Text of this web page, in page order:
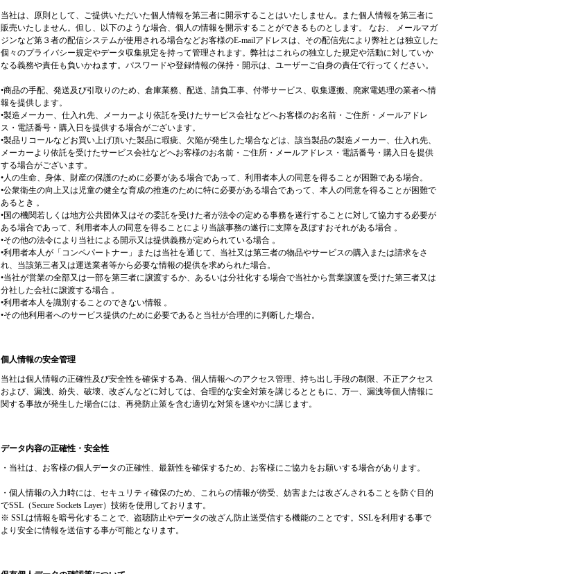
当社は、原則として、ご提供いただいた個人情報を第三者に開示することはいたしません。また個人情報を第三者に
販売いたしません。但し、以下のような場合、個人の情報を開示することができるものとします。 なお、 メールマガ
ジンなど第３者の配信システムが使用される場合などお客様のE-mailアドレスは、その配信先により弊社とは独立した
個々のプライバシー規定やデータ収集規定を持って管理されます。弊社はこれらの独立した規定や活動に対していか
なる義務や責任も負いかねます。パスワードや登録情報の保持・開示は、ユーザーご自身の責任で行ってください。
•商品の手配、発送及び引取りのため、倉庫業務、配送、請負工事、付帯サービス、収集運搬、廃家電処理の業者へ情
報を提供します。
•製造メーカー、仕入れ先、メーカーより依託を受けたサービス会社などへお客様のお名前・ご住所・メールアドレ
ス・電話番号・購入日を提供する場合がございます。
•製品リコールなどお買い上げ頂いた製品に瑕疵、欠陥が発生した場合などは、該当製品の製造メーカー、仕入れ先、
メーカーより依託を受けたサービス会社などへお客様のお名前・ご住所・メールアドレス・電話番号・購入日を提供
する場合がございます。
•人の生命、身体、財産の保護のために必要がある場合であって、利用者本人の同意を得ることが困難である場合。
•公衆衛生の向上又は児童の健全な育成の推進のために特に必要がある場合であって、本人の同意を得ることが困難で
あるとき 。
•国の機関若しくは地方公共団体又はその委託を受けた者が法令の定める事務を遂行することに対して協力する必要が
ある場合であって、利用者本人の同意を得ることにより当該事務の遂行に支障を及ぼすおそれがある場合 。
•その他の法令により当社による開示又は提供義務が定められている場合 。
•利用者本人が「コンペパートナー」または当社を通じて、当社又は第三者の物品やサービスの購入または請求をさ
れ、当該第三者又は運送業者等から必要な情報の提供を求められた場合。
•当社が営業の全部又は一部を第三者に譲渡するか、あるいは分社化する場合で当社から営業譲渡を受けた第三者又は
分社した会社に譲渡する場合 。
•利用者本人を識別することのできない情報 。
•その他利用者へのサービス提供のために必要であると当社が合理的に判断した場合。
個人情報の安全管理
当社は個人情報の正確性及び安全性を確保する為、個人情報へのアクセス管理、持ち出し手段の制限、不正アクセス
および、漏洩、紛失、破壊、改ざんなどに対しては、合理的な安全対策を講じるとともに、万一、漏洩等個人情報に
関する事故が発生した場合には、再発防止策を含む適切な対策を速やかに講じます。
データ内容の正確性・安全性
・当社は、お客様の個人データの正確性、最新性を確保するため、お客様にご協力をお願いする場合があります。
・個人情報の入力時には、セキュリティ確保のため、これらの情報が傍受、妨害または改ざんされることを防ぐ目的
でSSL（Secure Sockets Layer）技術を使用しております。
※ SSLは情報を暗号化することで、盗聴防止やデータの改ざん防止送受信する機能のことです。SSLを利用する事で
より安全に情報を送信する事が可能となります。